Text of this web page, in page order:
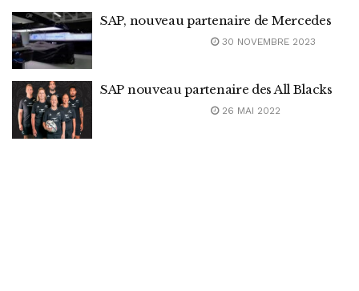
SAP, nouveau partenaire de Mercedes
30 NOVEMBRE 2023
SAP nouveau partenaire des All Blacks
26 MAI 2022